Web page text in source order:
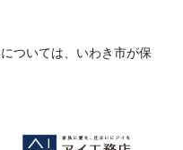
ついては、いわき市が保